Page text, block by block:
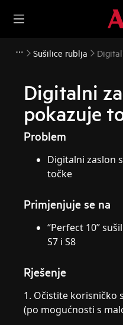
Sušilice rublja
Digitalni
pokazuje
Problem
Digitalni zaslon
točke
Primjenjuje se na
“Perfect 10”
S7 i S8
Rješenje
1. Očistite korisničko
(po mogućnosti s